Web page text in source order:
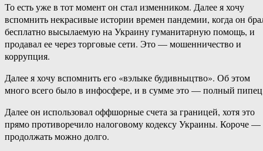
То есть уже в тот момент он стал изменником. Далее я хочу
вспомнить некрасивые истории времен пандемии, когда он
бесплатно высылаемую на Украину гуманитарную помощь, и
продавал ее через торговые сети. Это — мошенничество и
коррупция.
Далее я хочу вспомнить его «вэлыке будивныцтво». Об этом
много всего было в инфосфере, и в сумме это — полный
Далее он использовал оффшорные счета за границей, хотя это
прямо противоречило налоговому кодексу Украины. Короче —
продолжать можно долго.